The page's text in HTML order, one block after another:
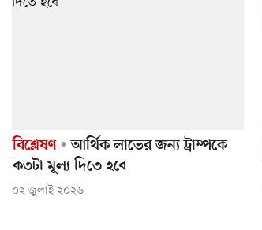
বিশ্লেষণ
আর্থিক লাভের জন্য ট্রাম্পকে
কতটা মূল্য দিতে হবে
০২ জুলাই ২০২৬